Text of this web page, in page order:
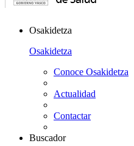
Osakidetza
Osakidetza
Conoce Osakidetza
Actualidad
Contactar
Buscador